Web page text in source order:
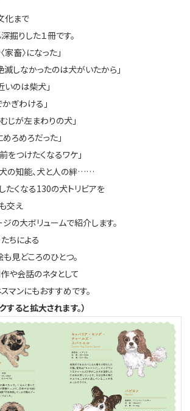
化まで
掘りした１冊です。
畜〉になった」
滅しなかったのは犬がいたから」
いのは柴犬」
ぎわける」
じが左まわりの犬」
ろめろだった」
をつけたくなるワケ」
犬の知能、犬と人の絆……
くなる130の犬トリビアを
交え
の大ボリュームで紹介します。
ちによる
見どころのひとつ。
や会話のネタとして
マンにもおすすめです。
ると拡大されます。）